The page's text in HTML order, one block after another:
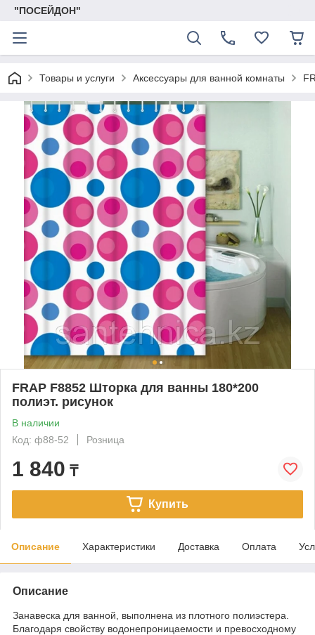
"ПОСЕЙДОН"
Товары и услуги Аксессуары для ванной комнаты
FRAP F8852 Шторка для ванны 180*200
полиэт. рисунок
В наличии
Код: ф88-52
Розница
1 840 ₸
Купить
Описание Характеристики Доставка Оплата
Описание
Занавеска для ванной, выполнена из плотного полиэстера.
Благодаря свойству водонепроницаемости и превосходному